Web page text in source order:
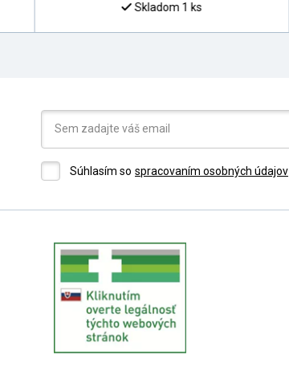
Skladom 1 ks
Súhlasím so spracovaním osobných údajov